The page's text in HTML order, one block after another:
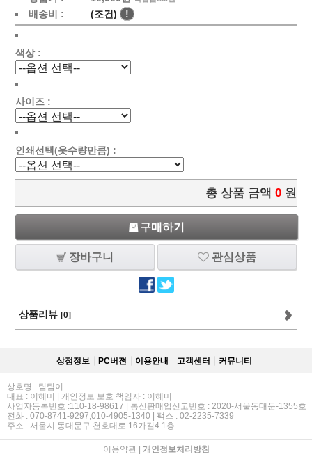
배송비 : (조건) !
색상 :
사이즈 :
인쇄선택(옷수량만큼) :
총 상품 금액 0 원
구매하기
장바구니 관심상품
상품리뷰 [0]
상점정보 PC버젼 이용안내 고객센터 커뮤니티
상호명 : 팀팀이
대표 : 이혜미 | 개인정보 보호 책임자 : 이혜미
사업자등록번호 :110-18-98617 | 통신판매업신고번호 : 2020-서울동대문-1355호
전화 : 070-8741-9297,010-4905-1340 | 팩스 : 02-2235-7339
주소 : 서울시 동대문구 천호대로 16가길4 1층
이용약관| 개인정보처리방침